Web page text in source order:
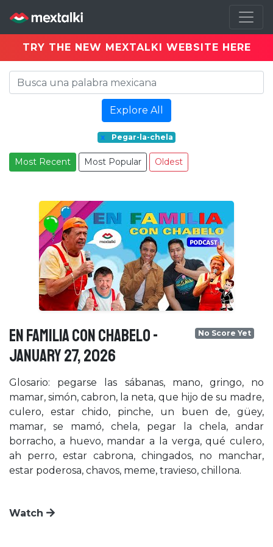
TRY THE NEW MEXTALKI WEBSITE HERE
Explore All
x Pegar-la-chela
Most Recent Most Popular Oldest
EN FAMILIA CON CHABELO -
January 27, 2026
No Score Yet
Glosario: pegarse las sábanas, mano, gringo, no
mamar, simón, cabron, la neta, que hijo de su madre,
culero, estar chido, pinche, un buen de, güey,
mamar, se mamó, chela, pegar la chela, andar
borracho, a huevo, mandar a la verga, qué culero,
ah perro, estar cabrona, chingados, no manchar,
estar poderosa, chavos, meme, travieso, chillona.
Watch